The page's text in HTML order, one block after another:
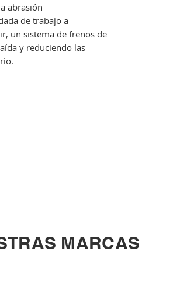
abrasión
de trabajo a
un sistema de frenos de
y reduciendo las
MARCAS